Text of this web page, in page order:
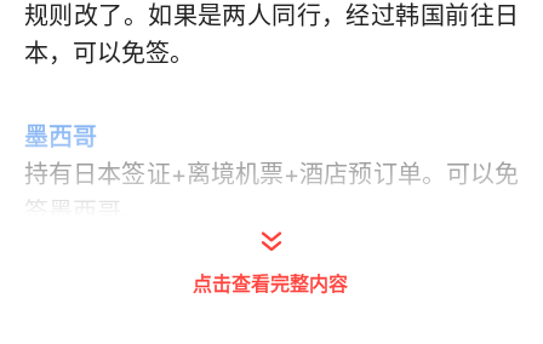
规则改了。如果是两人同行，经过韩国前往日
本，可以免签。
墨西哥
持有日本签证+离境机票+酒店预订单。可以免
签墨西哥。
点击查看完整内容